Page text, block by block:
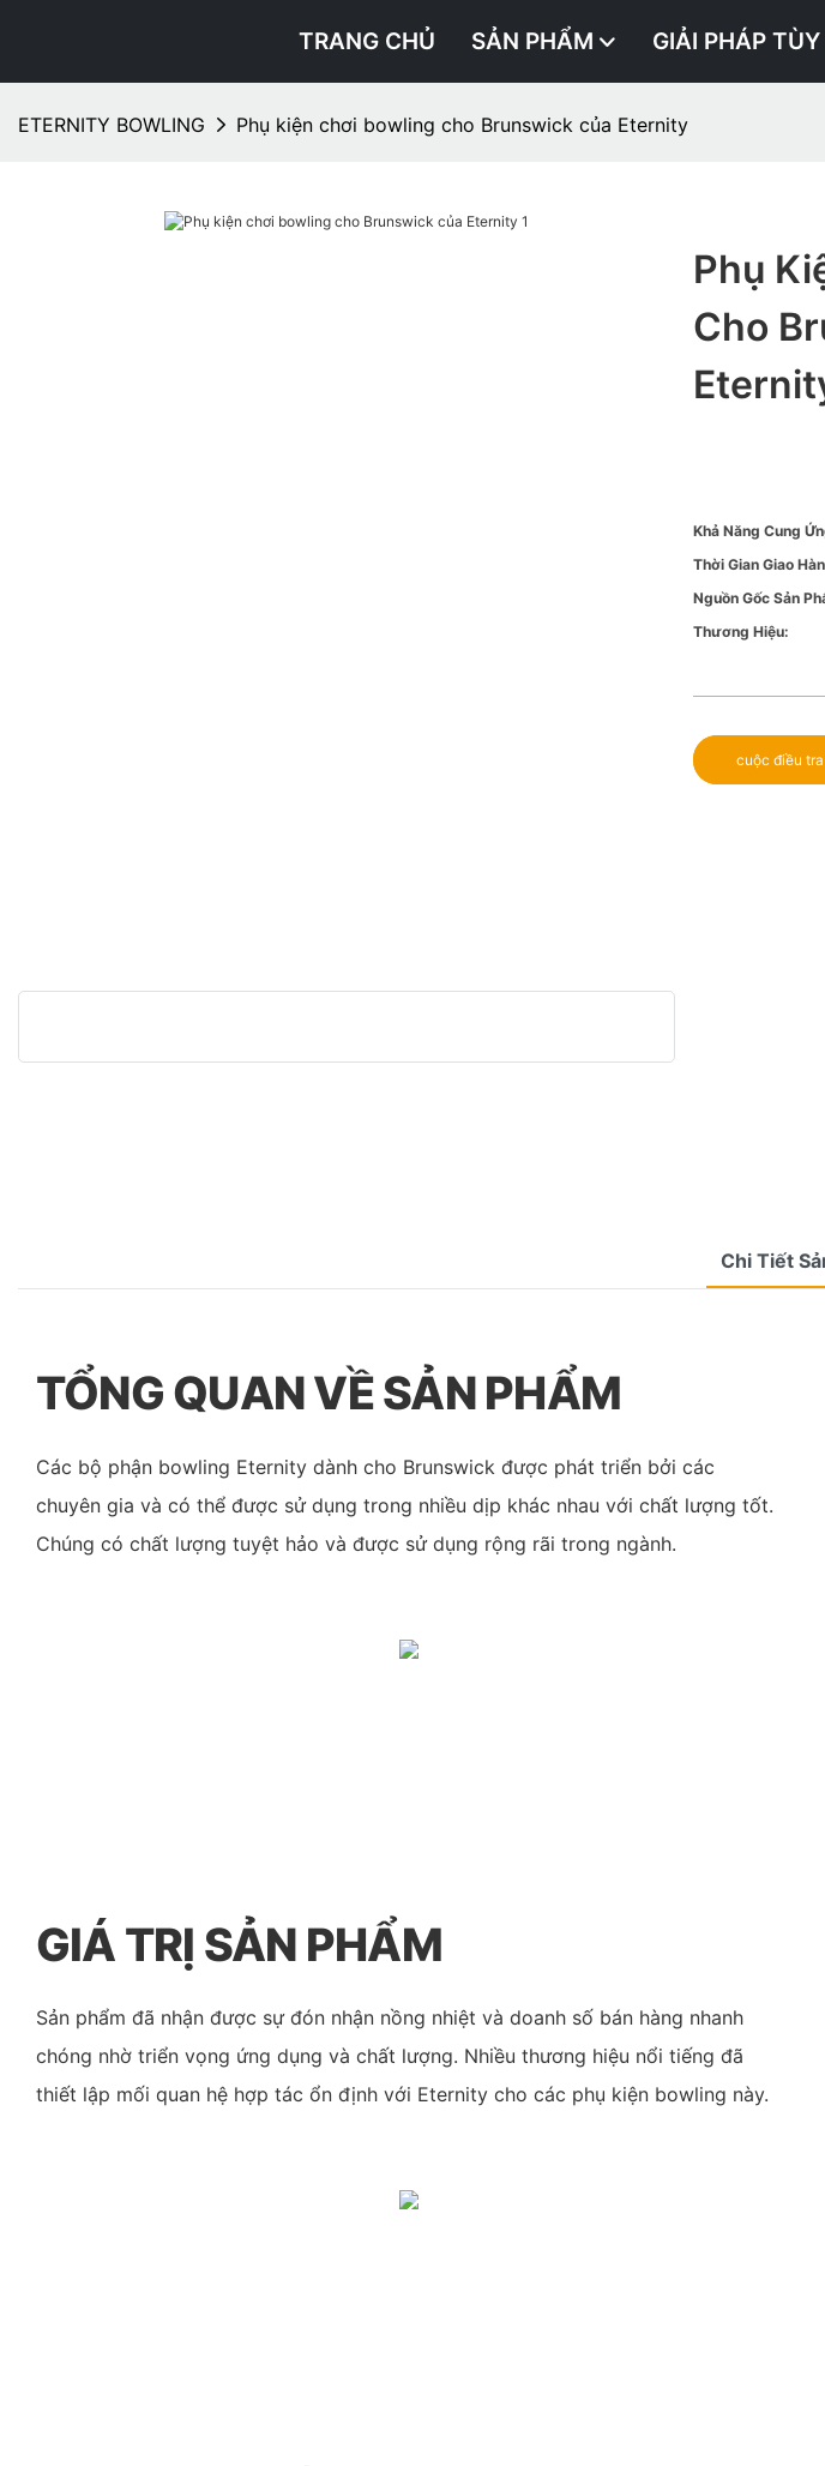
TRANG CHỦ SẢN PHẨM GIẢI PHÁP
ETERNITY BOWLING Phụ kiện chơi bowling cho Brunswick của Eternity
Phụ
Cho
Khả Năng Cung
Thời Gian Giao
Nguồn Gốc Sản
Thương Hiệu:
cuộc điều tra
Chi Tiết
TỔNG QUAN VỀ SẢN PHẨM
Các bộ phận bowling Eternity dành cho Brunswick được phát triển bởi các
chuyên gia và có thể được sử dụng trong nhiều dịp khác nhau với chất lượng tốt.
Chúng có chất lượng tuyệt hảo và được sử dụng rộng rãi trong ngành.
GIÁ TRỊ SẢN PHẨM
Sản phẩm đã nhận được sự đón nhận nồng nhiệt và doanh số bán hàng nhanh
chóng nhờ triển vọng ứng dụng và chất lượng. Nhiều thương hiệu nổi tiếng đã
thiết lập mối quan hệ hợp tác ổn định với Eternity cho các phụ kiện bowling này.